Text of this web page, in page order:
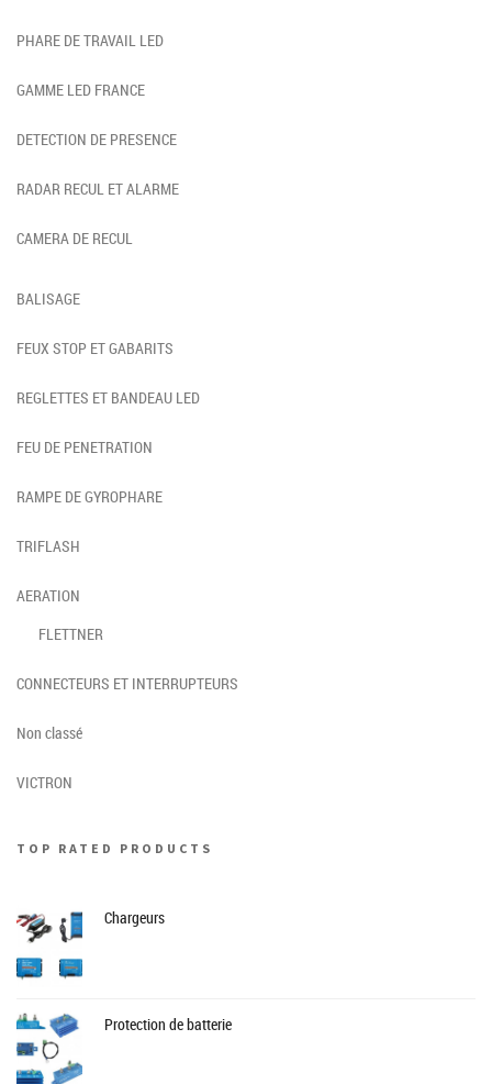
PHARE DE TRAVAIL LED
GAMME LED FRANCE
DETECTION DE PRESENCE
RADAR RECUL ET ALARME
CAMERA DE RECUL
BALISAGE
FEUX STOP ET GABARITS
REGLETTES ET BANDEAU LED
FEU DE PENETRATION
RAMPE DE GYROPHARE
TRIFLASH
AERATION
FLETTNER
CONNECTEURS ET INTERRUPTEURS
Non classé
VICTRON
TOP RATED PRODUCTS
Chargeurs
Protection de batterie